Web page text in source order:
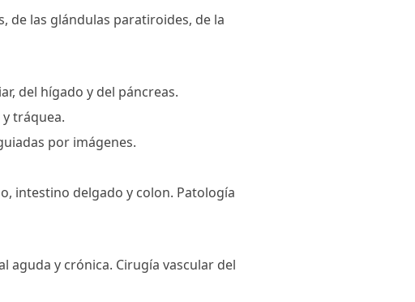
de las glándulas paratiroides, de la
del hígado y del páncreas.
tráquea.
por imágenes.
intestino delgado y colon. Patología
aguda y crónica. Cirugía vascular del